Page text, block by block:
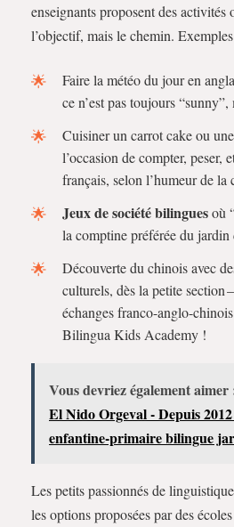
enseignants proposent des activités
l’objectif, mais le chemin.
Faire la météo du jour en
ce n’est pas toujours
Cuisiner un carrot cake ou
l’occasion de compter, peser,
français, selon l’humeur de la
Jeux de société bilinguesoù
la comptine préférée du jardin
Découverte du chinois avec
culturels, dès la petite section
échanges franco-anglo-
Bilingua Kids Academy !
Vous devriez également aimer
El Nido Orgeval - Depuis
enfantine-primaire bilingue
Les petits passionnés de
les options proposées par des